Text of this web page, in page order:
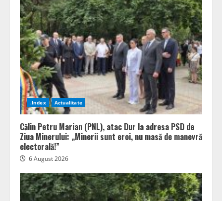
.Index Actualitate
Călin Petru Marian (PNL), atac Dur la adresa PSD de
Ziua Minerului: „Minerii sunt eroi, nu masă de manevră
electorală!”
6 August 2026